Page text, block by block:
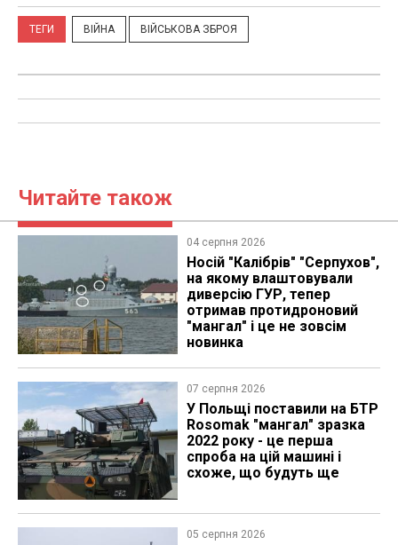
ТЕГИ ВІЙНА ВІЙСЬКОВА ЗБРОЯ
Читайте також
04 серпня 2026
Носій "Калібрів" "Серпухов",
на якому влаштовували
диверсію ГУР, тепер
отримав протидроновий
"мангал" і це не зовсім
новинка
07 серпня 2026
У Польщі поставили на БТР
Rosomak "мангал" зразка
2022 року - це перша
спроба на цій машині і
схоже, що будуть ще
05 серпня 2026